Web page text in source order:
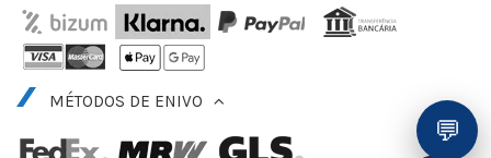
MÉTODOS DE ENIVO
💬